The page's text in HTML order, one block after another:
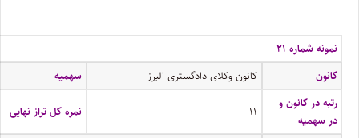
نمونه شماره ۲۱
کانون
کانون وکلای دادگستری البرز
سهمیه
رتبه در کانون و
در سهمیه
۱۱ نمره کل تراز نهایی